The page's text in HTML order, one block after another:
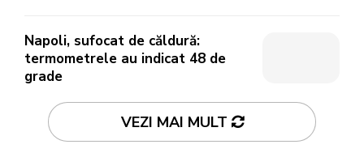
Napoli, sufocat de căldură:
termometrele au indicat 48 de
grade
VEZI MAI MULT